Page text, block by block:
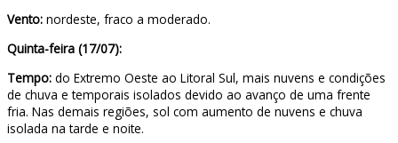
Vento: nordeste, fraco a moderado.
Quinta-feira (17/07):
Tempo: do Extremo Oeste ao Litoral Sul, mais nuvens e condições
de chuva e temporais isolados devido ao avanço de uma frente
fria. Nas demais regiões, sol com aumento de nuvens e chuva
isolada na tarde e noite.